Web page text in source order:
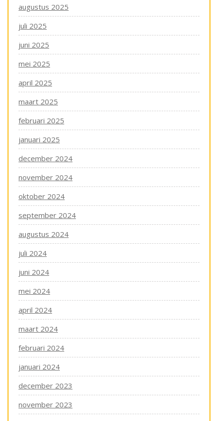
augustus 2025
juli 2025
juni 2025
mei 2025
april 2025
maart 2025
februari 2025
januari 2025
december 2024
november 2024
oktober 2024
september 2024
augustus 2024
juli 2024
juni 2024
mei 2024
april 2024
maart 2024
februari 2024
januari 2024
december 2023
november 2023